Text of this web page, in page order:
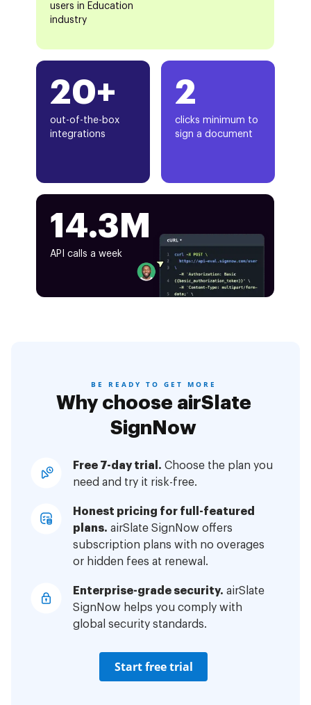
20+
out-of-the-box
integrations
users in Education
industry
2
clicks minimum to
sign a document
14.3M
API calls a week
BE READY TO GET MORE
Why choose airSlate
SignNow
Free 7-day trial. Choose the plan you
need and try it risk-free.
Honest pricing for full-featured
plans. airSlate SignNow offers
subscription plans with no overages
or hidden fees at renewal.
Enterprise-grade security. airSlate
SignNow helps you comply with
global security standards.
Start free trial